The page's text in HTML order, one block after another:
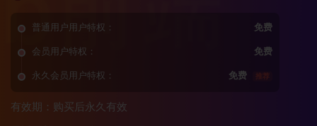
普通用户用户特权： 免费
会员用户特权： 免费
永久会员用户特权： 免费 推荐
有效期：购买后永久有效